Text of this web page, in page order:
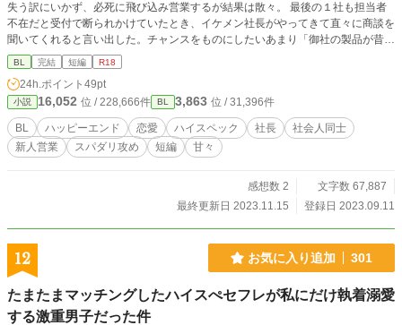
失う訳にいかず、必死に飛び込み営業するが結果は散々。 最後の１社も担当者
不在だと受付で断られかけていたとき、イケメン社長がやってきて直々に商談を
聞いてくれると言い出した。チャンスをものにしたいあまり「御社の製品が昔か
ら大好きで」と出まかせを言ったことをきっかけに、契約と引き換えにうちの新
商品のテスターをしてほしいとお願いされ……。お安い御用と引き受けたら、そ
の会社はゲイ向けアダルトグッズの会社で……。スパダリ社長×苦労人営業マン
BL 完結 短編 R18
24h.ポイント 49pt
小説 16,052 位 / 228,666件 BL 3,863 位 / 31,396件
BL ハッピーエンド 恋愛 ハイスペック 社長
社会人同士
新人営業
スパダリ攻め 短編 甘々
感想数 2
文字数 67,887
最終更新日 2023.11.15
登録日 2023.09.11
12 お気に入り追加 301
たまたまマッチングしたハイスぺセフレが私にだけ執着溺愛
する激重男子だった件